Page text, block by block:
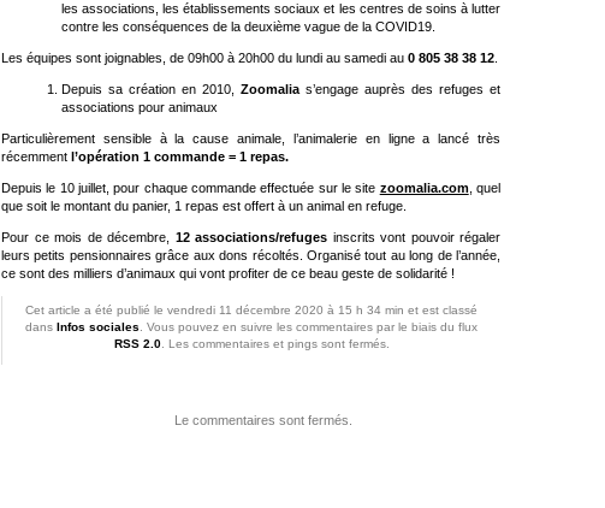
les associations, les établissements sociaux et les centres de soins à lutter
contre les conséquences de la deuxième vague de la COVID19.
Les équipes sont joignables, de 09h00 à 20h00 du lundi au samedi au 0 805 38 38 12
Depuis sa création en 2010, Zoomalia s’engage auprès des refuges et
associations pour animaux
Particulièrement sensible à la cause animale, l’animalerie en ligne a lancé très
récemment l’opération 1 commande = 1 repas.
Depuis le 10 juillet, pour chaque commande effectuée sur le site zoomalia.com, quel
que soit le montant du panier, 1 repas est offert à un animal en refuge.
Pour ce mois de décembre, 12 associations/refuges inscrits vont pouvoir régaler
leurs petits pensionnaires grâce aux dons récoltés. Organisé tout au long de l’année,
ce sont des milliers d’animaux qui vont profiter de ce beau geste de solidarité !
Cet article a été publié le vendredi 11 décembre 2020 à 15 h 34 min et est classé
dans Infos sociales . Vous pouvez en suivre les commentaires par le biais du flux
RSS 2.0. Les commentaires et pings sont fermés.
Le commentaires sont fermés.